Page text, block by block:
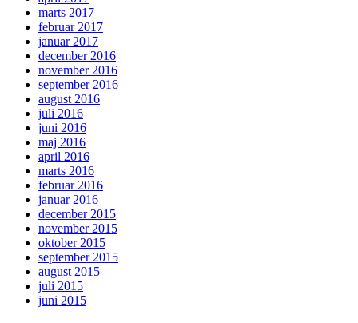
marts 2017
februar 2017
januar 2017
december 2016
november 2016
september 2016
august 2016
juli 2016
juni 2016
maj 2016
april 2016
marts 2016
februar 2016
januar 2016
december 2015
november 2015
oktober 2015
september 2015
august 2015
juli 2015
juni 2015